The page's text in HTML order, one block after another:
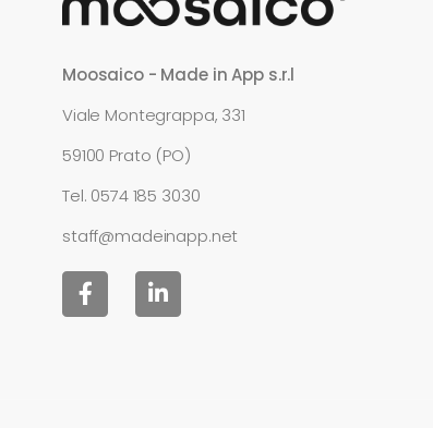
Moosaico - Made in App s.r.l
Viale Montegrappa, 331
59100 Prato (PO)
Tel. 0574 185 3030
staff@madeinapp.net